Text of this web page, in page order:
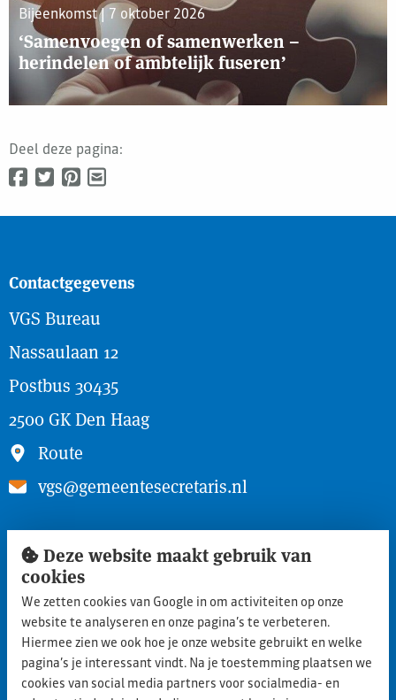
Bijeenkomst | 7 oktober 2026
‘Samenvoegen of samenwerken –
herindelen of ambtelijk fuseren’
Deel deze pagina:
Contactgegevens
VGS Bureau
Nassaulaan 12
Postbus 30435
2500 GK Den Haag
Route
vgs@gemeentesecretaris.nl
Snel naar
Inloggen ledengedeelte
Lid worden
Aanmelden nieuwe leden
Privacy statement
Deze website maakt gebruik van
cookies
We zetten cookies van Google in om activiteiten op onze
website te analyseren en onze pagina’s te verbeteren.
Hiermee zien we ook hoe je onze website gebruikt en welke
pagina’s je interessant vindt. Na je toestemming plaatsen we
cookies van social media partners voor socialmedia- en